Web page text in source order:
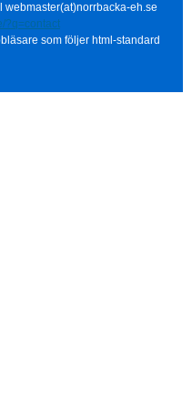
webmaster(at)norrbacka-eh.se
?q=contact
som följer html-standard